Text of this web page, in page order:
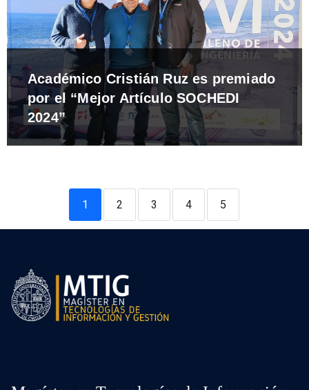
Académico Cristián Ruz es premiado
por el “Mejor Artículo SOCHEDI
2024”
1 2 3 4 5